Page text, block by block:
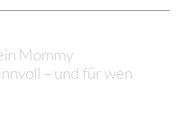
Mommy
– und für wen